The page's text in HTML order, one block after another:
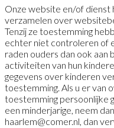
Onze website en/of dienst
verzamelen over
Tenzij ze toestemming
echter niet controleren of
raden ouders dan ook aan
activiteiten van hun
gegevens over kinderen
toestemming. Als u er van
toestemming persoonlijke
een minderjarige, neem
haarlem@comer.nl, dan